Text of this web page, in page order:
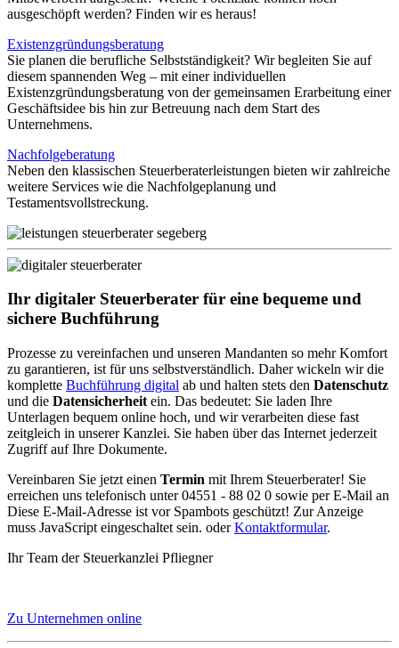
ausgeschöpft werden? Finden wir es heraus!
Existenzgründungsberatung
Sie planen die berufliche Selbstständigkeit? Wir begleiten Sie auf
diesem spannenden Weg – mit einer individuellen
Existenzgründungsberatung von der gemeinsamen Erarbeitung einer
Geschäftsidee bis hin zur Betreuung nach dem Start des
Unternehmens.
Nachfolgeberatung
Neben den klassischen Steuerberaterleistungen bieten wir zahlreiche
weitere Services wie die Nachfolgeplanung und
Testamentsvollstreckung.
Ihr digitaler Steuerberater für eine bequeme und
sichere Buchführung
Prozesse zu vereinfachen und unseren Mandanten so mehr Komfort
zu garantieren, ist für uns selbstverständlich. Daher wickeln wir die
komplette Buchführung digital ab und halten stets den Datenschutz
und die Datensicherheit ein. Das bedeutet: Sie laden Ihre
Unterlagen bequem online hoch, und wir verarbeiten diese fast
zeitgleich in unserer Kanzlei. Sie haben über das Internet jederzeit
Zugriff auf Ihre Dokumente.
Vereinbaren Sie jetzt einen Termin mit Ihrem Steuerberater! Sie
erreichen uns telefonisch unter 04551 - 88 02 0 sowie per E-Mail an
Diese E-Mail-Adresse ist vor Spambots geschützt! Zur Anzeige
muss JavaScript eingeschaltet sein. oderKontaktformular.
Ihr Team der Steuerkanzlei Pfliegner
Zu Unternehmen online